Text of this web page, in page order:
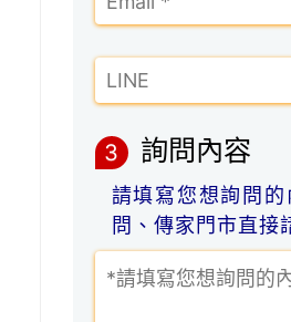
3 詢問內容
請填寫您想詢問
問、傳家門市直接